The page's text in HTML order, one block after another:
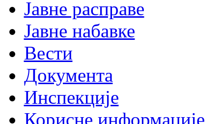
Јавне расправе
Јавне набавке
Вести
Документа
Инспекције
Корисне информације